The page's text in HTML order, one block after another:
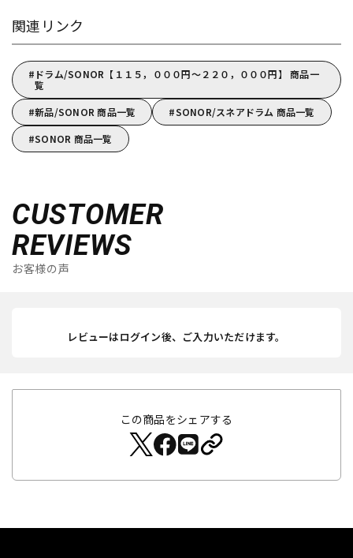
関連リンク
ドラム/SONOR【１１５，０００円～２２０，０００円】 商品一
覧
新品/SONOR 商品一覧
SONOR/スネアドラム 商品一覧
SONOR 商品一覧
CUSTOMER
REVIEWS
お客様の声
レビューはログイン後、ご入力いただけます。
この商品をシェアする